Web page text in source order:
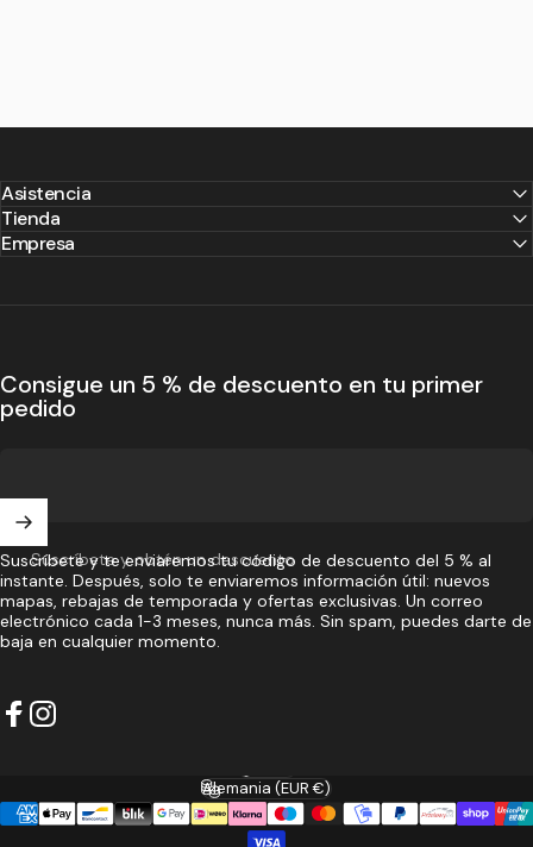
¿Listoparaestrenartu
mapamundi?
Asistencia
Tienda
Empresa
Consigue un 5 % de descuento en tu primer
pedido
Suscríbete y obtén un descuento
Suscríbete y te enviaremos tu código de descuento del 5 % al
instante. Después, solo te enviaremos información útil: nuevos
mapas, rebajas de temporada y ofertas exclusivas. Un correo
electrónico cada 1-3 meses, nunca más. Sin spam, puedes darte de
baja en cualquier momento.
Idioma
País/región
Alemania (EUR €)